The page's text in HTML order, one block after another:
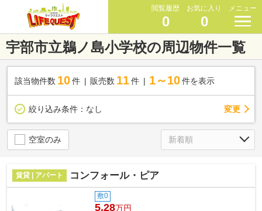
閲覧履歴
0
お気に入り
0
メニュー
宇部市立鵜ノ島小学校の周辺物件一覧
該当物件数 10件 販売数 11 件 1～10 件を表示
絞り込み条件： なし 変更
空室のみ
賃貸 | アパート コンフォール・ピア
敷0
5.28万円